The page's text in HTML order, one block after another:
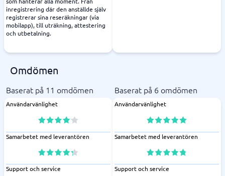
inregistrering där den anställde själv
registrerar sina reseräkningar (via
mobilapp), till uträkning, attestering
och utbetalning.
Omdömen
Baserat på 11 omdömen Baserat på 6 omdömen
Användarvänlighet
Samarbetet med leverantören
Support och service
Användarvänlighet
Samarbetet med leverantören
Support och service